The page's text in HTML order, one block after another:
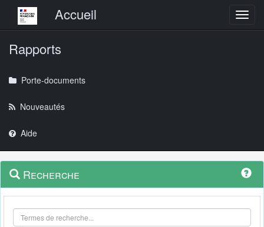
Menu principalAccueil
Rapports
Porte-documents
Nouveautés
Aide
Navigation
outils
Menu
contextuel
Recherche